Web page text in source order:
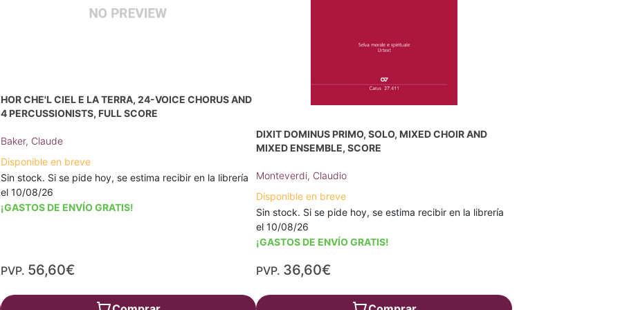
HOR CHE'L CIEL E LA TERRA, 24-VOICE CHORUS AND
4 PERCUSSIONISTS, FULL SCORE
Baker, Claude
Disponible en breve
Sin stock. Si se pide hoy, se estima recibir en la librería
el 10/08/26
¡GASTOS DE ENVÍO GRATIS!
PVP. 56,60€
DIXIT DOMINUS PRIMO, SOLO, MIXED CHOIR AND
MIXED ENSEMBLE, SCORE
Monteverdi, Claudio
Disponible en breve
Sin stock. Si se pide hoy, se estima recibir en la librería
el 10/08/26
¡GASTOS DE ENVÍO GRATIS!
PVP. 36,60€